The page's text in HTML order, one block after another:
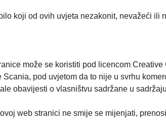
koji od ovih uvjeta nezakonit, nevažeći
može se koristiti pod licencom
Scania, pod uvjetom da to nije u svrhu
obavijesti o vlasništvu sadržane u
web stranici ne smije se mijenjati,